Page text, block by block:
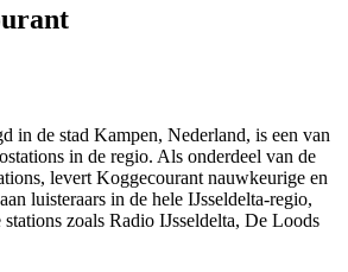
in de stad Kampen, Nederland, is een van
in de regio. Als onderdeel van de
levert Koggecourant nauwkeurige en
luisteraars in de hele IJsseldelta-regio,
zoals Radio IJsseldelta, De Loods